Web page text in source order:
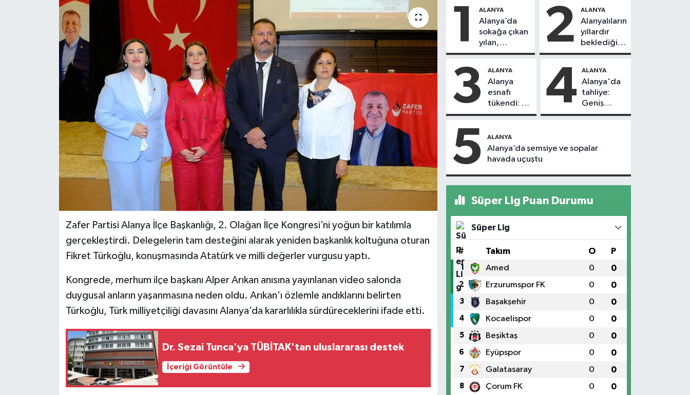
Zafer Partisi Alanya İlçe Başkanlığı, 2. Olağan İlçe Kongresi’ni yoğun bir katılımla
gerçekleştirdi. Delegelerin tam desteğini alarak yeniden başkanlık koltuğuna oturan
Fikret Türkoğlu, konuşmasında Atatürk ve milli değerler vurgusu yaptı.
Kongrede, merhum ilçe başkanı Alper Arıkan anısına yayınlanan video salonda
duygusal anların yaşanmasına neden oldu. Arıkan’ı özlemle andıklarını belirten
Türkoğlu, Türk milliyetçiliği davasını Alanya’da kararlılıkla sürdüreceklerini ifade etti.
Dr. Sezai Tunca'ya TÜBİTAK'tan uluslararası destek
İçeriği Görüntüle
1 ALANYA
Alanya’da
sokağa çıkan
yılan,
vatandaşı
2 ALANYA
Alanyalıların
yıllardır
beklediği
yol askıdan
3 ALANYA
Alanya
esnafı
tükendi: 1
ayda 150
kapandı
4 ALANYA
Alanya'da
tahliye:
Geniş
güvenlik
5 ALANYA
Alanya’da şemsiye ve sopalar
havada uçuştu
Süper Lig Puan Durumu
Süper Lig
# Takım O P
1 Amed 0 0
2 Erzurumspor FK 0 0
3 Başakşehir 0 0
4 Kocaelispor 0 0
5 Beşiktaş 0 0
6 Eyüpspor 0 0
7 Galatasaray 0 0
8 Çorum FK 0 0